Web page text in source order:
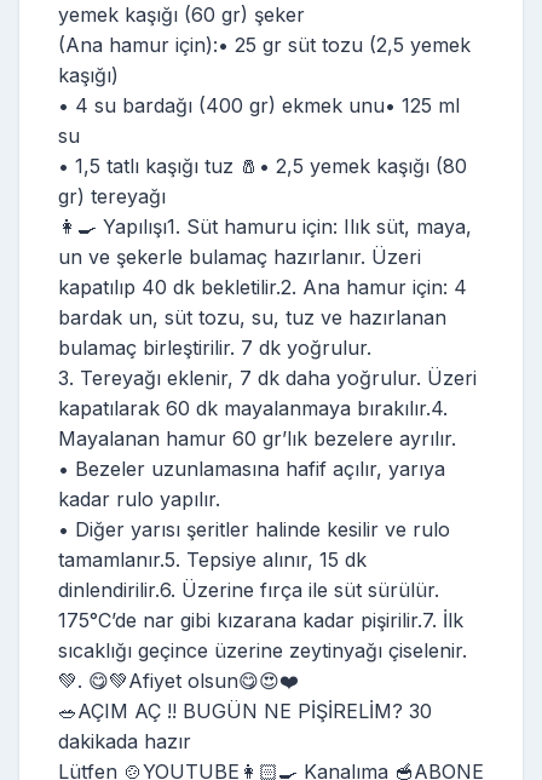
yemek kaşığı (60 gr) şeker
(Ana hamur için):• 25 gr süt tozu (2,5 yemek
kaşığı)
• 4 su bardağı (400 gr) ekmek unu• 125 ml
su
• 1,5 tatlı kaşığı tuz 🧂• 2,5 yemek kaşığı (80
gr) tereyağı
👩‍🍳 Yapılışı1. Süt hamuru için: Ilık süt, maya,
un ve şekerle bulamaç hazırlanır. Üzeri
kapatılıp 40 dk bekletilir.2. Ana hamur için: 4
bardak un, süt tozu, su, tuz ve hazırlanan
bulamaç birleştirilir. 7 dk yoğrulur.
3. Tereyağı eklenir, 7 dk daha yoğrulur. Üzeri
kapatılarak 60 dk mayalanmaya bırakılır.4.
Mayalanan hamur 60 gr’lık bezelere ayrılır.
• Bezeler uzunlamasına hafif açılır, yarıya
kadar rulo yapılır.
• Diğer yarısı şeritler halinde kesilir ve rulo
tamamlanır.5. Tepsiye alınır, 15 dk
dinlendirilir.6. Üzerine fırça ile süt sürülür.
175°C’de nar gibi kızarana kadar pişirilir.7. İlk
sıcaklığı geçince üzerine zeytinyağı çiselenir.
💚. 😋💚Afiyet olsun😋😍❤️
🥗AÇIM AÇ !! BUGÜN NE PİŞİRELİM? 30
dakikada hazır
Lütfen 🍲YOUTUBE👩🏻‍🍳 Kanalıma 🥣ABONE